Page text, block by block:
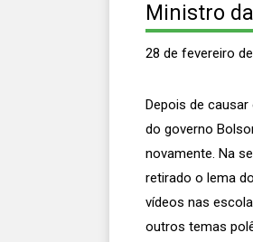
Ministro
28 de fevereiro
Depois de
do governo
novamente. Na
retirado o lema
vídeos nas
outros temas